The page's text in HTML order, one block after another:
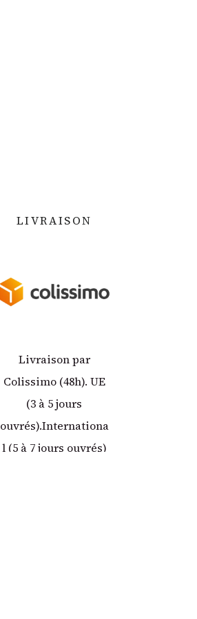
LIVRAISON
Livraison par
Colissimo (48h). UE
(3 à 5 jours
ouvrés).Internationa
l (5 à 7 jours ouvrés)